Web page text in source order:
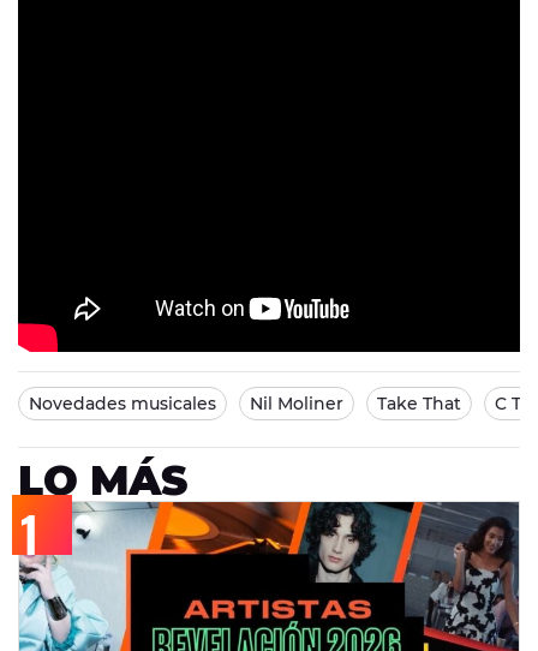
Novedades musicales Nil Moliner Take That C
LO MÁS